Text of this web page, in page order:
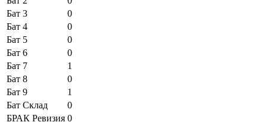
Бат 3
0
Бат 4
0
Бат 5
0
Бат 6
0
Бат 7
1
Бат 8
0
Бат 9
1
Бат Склад
0
БРАК Ревизия 0